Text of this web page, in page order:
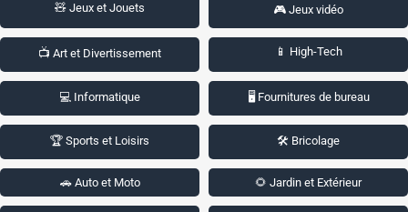
🧸 Jeux et Jouets 🎮 Jeux vidéo
📺 Art et Divertissement 📱 High-Tech
💻 Informatique 🖥️ Fournitures de bureau
🏆 Sports et Loisirs 🛠️ Bricolage
🚗 Auto et Moto 🌻 Jardin et Extérieur